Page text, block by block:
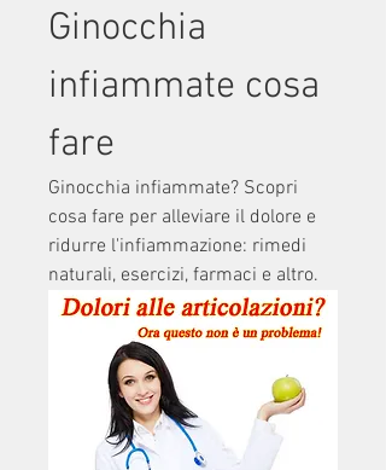
Ginocchia
infiammate cosa
fare
Ginocchia infiammate? Scopri
cosa fare per alleviare il dolore e
ridurre l'infiammazione: rimedi
naturali, esercizi, farmaci e altro.